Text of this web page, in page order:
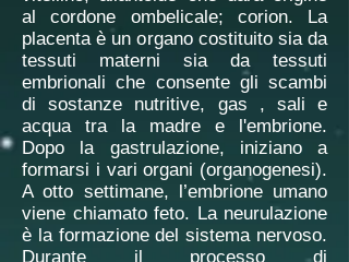
al cordone ombelicale; corion. La
placenta è un organo costituito sia da
tessuti materni sia da tessuti
embrionali che consente gli scambi
di sostanze nutritive, gas , sali e
acqua tra la madre e l'embrione.
Dopo la gastrulazione, iniziano a
formarsi i vari organi (organogenesi).
A otto settimane, l’embrione umano
viene chiamato feto. La neurulazione
è la formazione del sistema nervoso.
Durante il processo di